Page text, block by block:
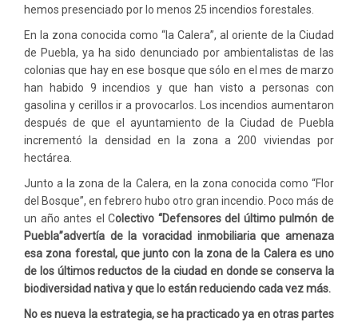
hemos presenciado por lo menos 25 incendios forestales.
En la zona conocida como “la Calera”, al oriente de la Ciudad
de Puebla, ya ha sido denunciado por ambientalistas de las
colonias que hay en ese bosque que sólo en el mes de marzo
han habido 9 incendios y que han visto a personas con
gasolina y cerillos ir a provocarlos. Los incendios aumentaron
después de que el ayuntamiento de la Ciudad de Puebla
incrementó la densidad en la zona a 200 viviendas por
hectárea.
Junto a la zona de la Calera, en la zona conocida como “Flor
del Bosque”, en febrero hubo otro gran incendio. Poco más de
un año antes el Colectivo “Defensores del último pulmón de
Puebla”advertía de la voracidad inmobiliaria que amenaza
esa zona forestal, que junto con la zona de la Calera esuno
de los últimos reductos de la ciudad en donde se conserva la
biodiversidad nativa y que lo están reduciendo cadavez más.
No es nueva la estrategia, se ha practicado ya en otras partes